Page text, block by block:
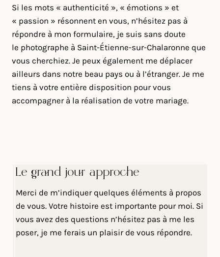
Si les mots « authenticité », « émotions » et
« passion » résonnent en vous, n’hésitez pas à
répondre à mon formulaire, je suis sans doute
le photographe à Saint-Étienne-sur-Chalaronne que
vous cherchiez. Je peux également me déplacer
ailleurs dans notre beau pays ou à l’étranger. Je me
tiens à votre entière disposition pour vous
accompagner à la réalisation de votre mariage.
Le grand jour approche
Merci de m’indiquer quelques éléments à propos
de vous. Votre histoire est importante pour moi. Si
vous avez des questions n’hésitez pas à me les
poser, je me ferais un plaisir de vous répondre.